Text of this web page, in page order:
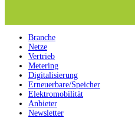
Branche
Netze
Vertrieb
Metering
Digitalisierung
Erneuerbare/Speicher
Elektromobilität
Anbieter
Newsletter